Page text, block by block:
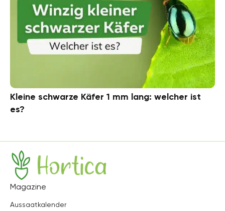
Kleine schwarze Käfer 1 mm lang: welcher ist
es?
Hortica
Magazine
Aussaatkalender